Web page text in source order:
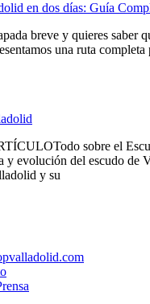
en dos días: Guía
breve y quieres saber
una ruta completa
sobre el
y evolución del escudo de
y su